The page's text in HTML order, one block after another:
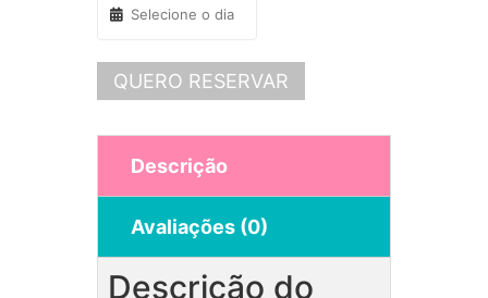
QUERO RESERVAR
Descrição
Avaliações (0)
Descrição do